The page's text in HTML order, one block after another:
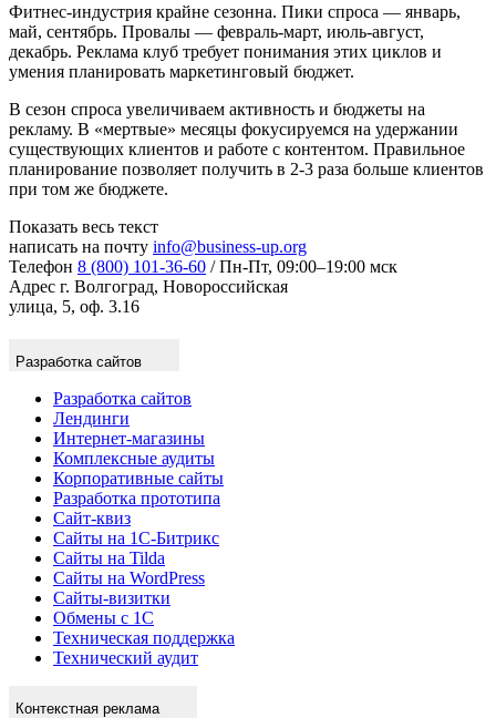
Фитнес-индустрия крайне сезонна. Пики спроса — январь,
май, сентябрь. Провалы — февраль-март, июль-август,
декабрь. Реклама клуб требует понимания этих циклов и
умения планировать маркетинговый бюджет.
В сезон спроса увеличиваем активность и бюджеты на
рекламу. В «мертвые» месяцы фокусируемся на удержании
существующих клиентов и работе с контентом. Правильное
планирование позволяет получить в 2-3 раза больше клиентов
при том же бюджете.
Показать весь текст
написать на почту info@business-up.org
Телефон 8 (800) 101-36-60 / Пн-Пт, 09:00–19:00 мск
Адрес г. Волгоград, Новороссийская
улица, 5, оф. 3.16
Разработка сайтов
Разработка сайтов
Лендинги
Интернет-магазины
Комплексные аудиты
Корпоративные сайты
Разработка прототипа
Сайт-квиз
Сайты на 1С-Битрикс
Сайты на Tilda
Сайты на WordPress
Сайты-визитки
Обмены с 1С
Техническая поддержка
Технический аудит
Контекстная реклама